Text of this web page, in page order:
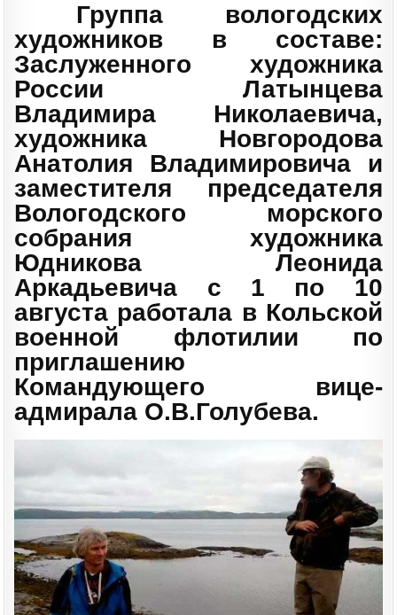
Группа вологодских
художников в составе:
Заслуженного художника
России Латынцева
Владимира Николаевича,
художника Новгородова
Анатолия Владимировича и
заместителя председателя
Вологодского морского
собрания художника
Юдникова Леонида
Аркадьевича с 1 по 10
августа работала в Кольской
военной флотилии по
приглашению
Командующего вице-
адмирала О.В.Голубева.